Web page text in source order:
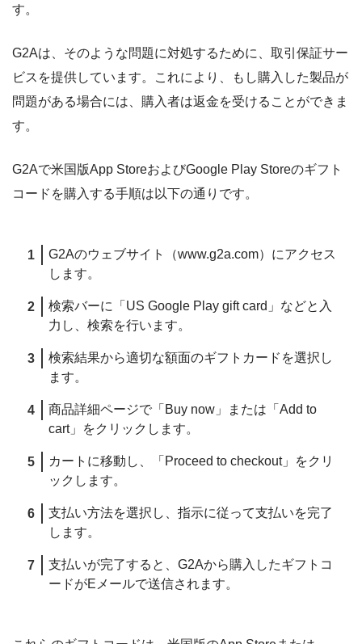
す。
G2Aは、そのような問題に対処するために、取引保証サー
ビスを提供しています。これにより、もし購入した製品が
問題がある場合には、購入者は返金を受けることができま
す。
G2Aで米国版App StoreおよびGoogle Play Storeのギフト
コードを購入する手順は以下の通りです。
G2Aのウェブサイト（www.g2a.com）にアクセス
します。
検索バーに「US Google Play gift card」などと入
力し、検索を行います。
検索結果から適切な額面のギフトカードを選択し
ます。
商品詳細ページで「Buy now」または「Add to
cart」をクリックします。
カートに移動し、「Proceed to checkout」をクリ
ックします。
支払い方法を選択し、指示に従って支払いを完了
します。
支払いが完了すると、G2Aから購入したギフトコ
ードがEメールで送信されます。